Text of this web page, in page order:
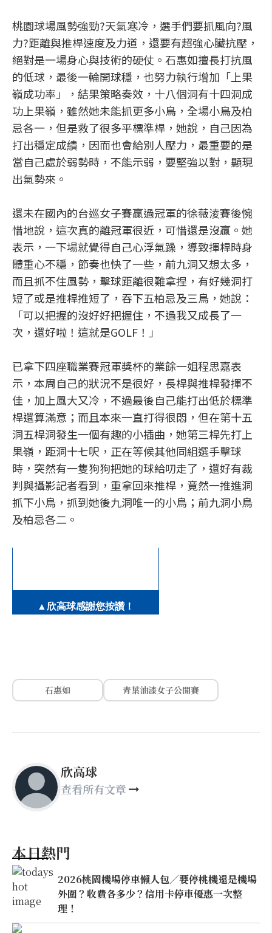
桃園球場風勢強勁?天氣寒冷，選手們要抓風向?風
力?距離與推桿速度及力道，還要有超強心臟抗壓，
絕對是一場身心與技術的硬仗。石惠如擅長打抗風
的低球，最後一輪開球穩，也努力執行增加「上果
嶺成功率」，結果策略奏效，十八個洞有十四洞成
功上果嶺，雖然她未能抓更多小鳥，全場小鳥及柏
忌各一，但是救了很多平標準桿，她說，自己因為
打出穩定成績，因而也會給別人壓力，最重要的是
當自己處於弱勢時，不能示弱，要堅強以對，顯現
出氣勢來。
還未在國內的台巡女子賽贏過冠軍的徐薇淩賽後惋
惜地說，這次真的離冠軍很近，可惜還是沒贏。她
表示，一下場就覺得自己心浮氣躁，導致揮桿時身
體重心不穩，節奏也快了一些，前九洞又想太多，
而且抓不住風勢，擊球距離很難拿捏，有好幾洞打
短了或是推桿推短了，吞下五柏忌及三鳥，她說：
「可以把握的沒好好把握住，不過我又成長了一
次，還好啦！這就是GOLF！」
已拿下四座職業賽冠軍獎杯的業餘一姐程思嘉表
示，本周自己的狀況不是很好，長桿與推桿發揮不
佳，加上風大又冷，不過最後自己能打出低於標準
桿還算滿意；而且本來一直打得很悶，但在第十五
洞五桿洞發生一個有趣的小插曲，她第三桿先打上
果嶺，距洞十七呎，正在等候其他同組選手擊球
時，突然有一隻狗狗把她的球給叨走了，還好有裁
判與攝影記者看到，重拿回來推桿，竟然一推進洞
抓下小鳥，抓到她後九洞唯一的小鳥；前九洞小鳥
及柏忌各二。
▲欣高球感謝您按讚！
石惠如 青葉油漆女子公開賽
欣高球
查看所有文章
本日熱門
2026桃園機場停車懶人包／要停桃機還是機場
外圍？收費各多少？信用卡停車優惠一次整
理！